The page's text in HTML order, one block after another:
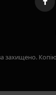
захищено.